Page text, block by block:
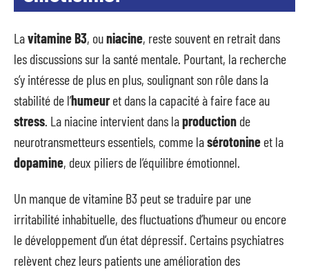
Lavitamine B3, ouniacine, reste souvent en retrait dans
les discussions sur la santé mentale. Pourtant, la recherche
s’y intéresse de plus en plus, soulignant son rôle dans la
stabilité de l’humeuret dans la capacité à faire face au
stress . La niacine intervient dans laproduction de
neurotransmetteurs essentiels, comme lasérotonine et la
dopamine, deux piliers de l’équilibre émotionnel.
Un manque de vitamine B3 peut se traduire par une
irritabilité inhabituelle, des fluctuations d’humeur ou encore
le développement d’un état dépressif. Certains psychiatres
relèvent chez leurs patients une amélioration des